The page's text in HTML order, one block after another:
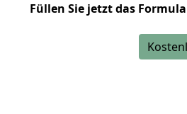
Füllen Sie jetzt das